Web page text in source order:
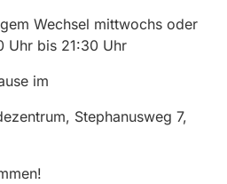
Wechsel mittwochs oder
bis 21:30 Uhr
im
Stephanusweg 7,